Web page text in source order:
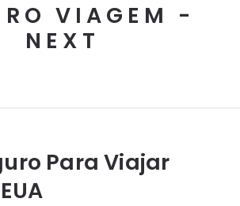
VIAGEM -
NEXT
Para Viajar